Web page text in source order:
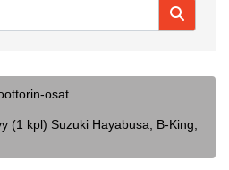
osat
(1 kpl) Suzuki Hayabusa, B-King,